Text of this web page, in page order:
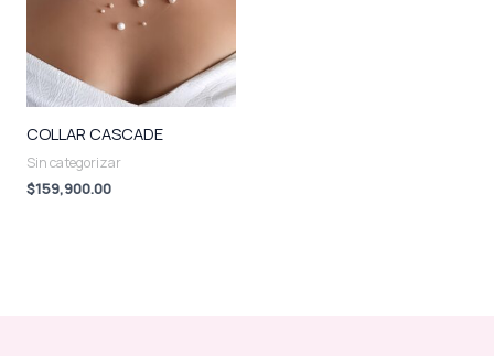
COLLAR CASCADE
Sin categorizar
$159,900.00